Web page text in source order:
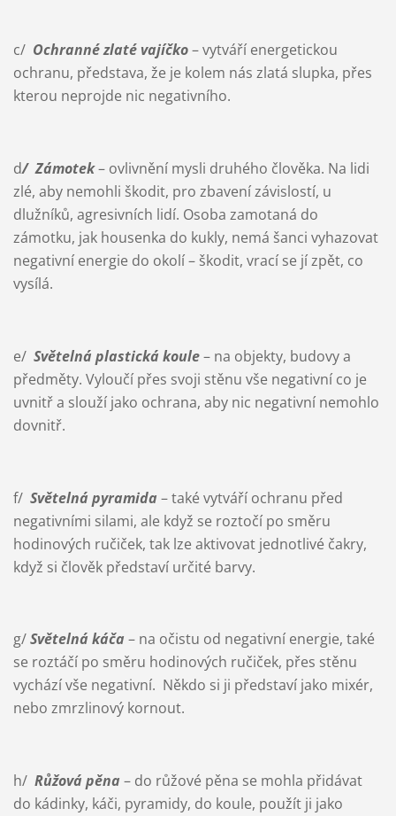
c/ Ochranné zlaté vajíčko– vytváří energetickou
ochranu, představa, že je kolem nás zlatá slupka, přes
kterou neprojde nic negativního.
d/ Zámotek– ovlivnění mysli druhého člověka. Na lidi
zlé, aby nemohli škodit, pro zbavení závislostí, u
dlužníků, agresivních lidí. Osoba zamotaná do
zámotku, jak housenka do kukly, nemá šanci vyhazovat
negativní energie do okolí – škodit, vrací se jí zpět, co
vysílá.
e/ Světelná plastická koule– na objekty, budovy a
předměty. Vyloučí přes svoji stěnu vše negativní co je
uvnitř a slouží jako ochrana, aby nic negativní nemohlo
dovnitř.
f/ Světelná pyramida – také vytváří ochranu před
negativními silami, ale když se roztočí po směru
hodinových ručiček, tak lze aktivovat jednotlivé čakry,
když si člověk představí určité barvy.
g/Světelná káča – na očistu od negativní energie, také
se roztáčí po směru hodinových ručiček, přes stěnu
vychází vše negativní. Někdo si ji představí jako mixér,
nebo zmrzlinový kornout.
h/ Růžová pěna – do růžové pěna se mohla přidávat
do kádinky, káči, pyramidy, do koule, použít ji jako